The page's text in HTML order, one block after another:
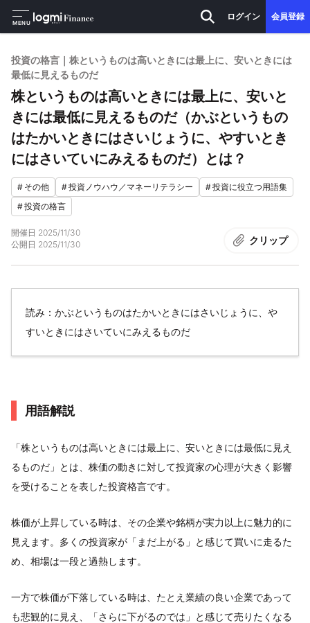
MENU
ログイン 会員登録
投資の格言｜株というものは高いときには最上に、安いときには
最低に見えるものだ
株というものは高いときには最上に、安いと
きには最低に見えるものだ（かぶというもの
はたかいときにはさいじょうに、やすいとき
にはさいていにみえるものだ）とは？
# その他 #投資ノウハウ／マネーリテラシー #投資に役立つ用語集
#投資の格言
開催日 2025/11/30
公開日 2025/11/30 クリップ
読み：かぶというものはたかいときにはさいじょうに、や
すいときにはさいていにみえるものだ
用語解説
「株というものは高いときには最上に、安いときには最低に見え
るものだ」とは、株価の動きに対して投資家の心理が大きく影響
を受けることを表した投資格言です。
株価が上昇している時は、その企業や銘柄が実力以上に魅力的に
見えます。多くの投資家が「まだ上がる」と感じて買いに走るた
め、相場は一段と過熱します。
一方で株価が下落している時は、たとえ業績の良い企業であって
も悲観的に見え、「さらに下がるのでは」と感じて売りたくなる